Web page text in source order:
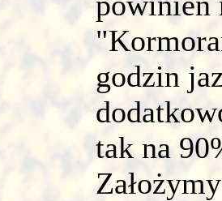
godzin
tak na